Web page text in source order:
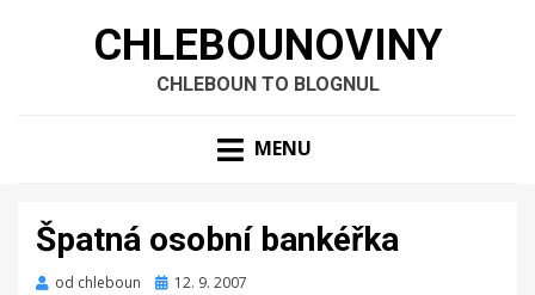
CHLEBOUNOVINY
CHLEBOUN TO BLOGNUL
MENU
Špatná osobní bankéřka
od chleboun
Zveřejněno
12. 9. 2007